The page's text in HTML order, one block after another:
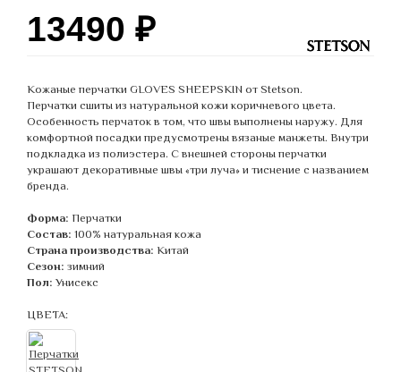
13490 ₽
Кожаные перчатки GLOVES SHEEPSKIN от Stetson.
Перчатки сшиты из натуральной кожи коричневого цвета.
Особенность перчаток в том, что швы выполнены наружу. Для
комфортной посадки предусмотрены вязаные манжеты. Внутри
подкладка из полиэстера. С внешней стороны перчатки
украшают декоративные швы «три луча» и тиснение с названием
бренда.
Форма: Перчатки
Состав: 100% натуральная кожа
Страна производства: Китай
Сезон: зимний
Пол: Унисекс
ЦВЕТА: